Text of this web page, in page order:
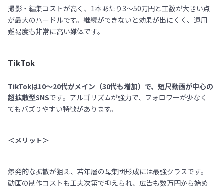
撮影・編集コストが高く、1本あたり3〜50万円と工数が大きい点
が最大のハードルです。継続ができないと効果が出にくく、運用
難易度も非常に高い媒体です。
TikTok
TikTokは10〜20代がメイン（30代も増加）で、短尺動画が中心の
超拡散型SNSです。アルゴリズムが強力で、フォロワーが少なく
てもバズりやすい特徴があります。
＜メリット＞
爆発的な拡散が狙え、若年層の母集団形成には最強クラスです。
動画の制作コストも工夫次第で抑えられ、広告も数万円から始め